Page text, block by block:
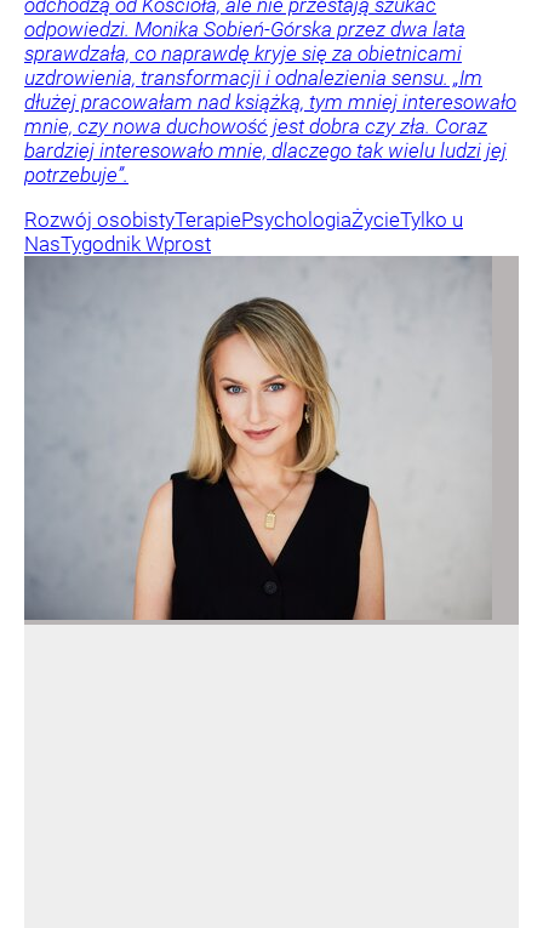
odpowiedzi. Monika Sobień-Górska przez dwa lata
sprawdzała, co naprawdę kryje się za obietnicami
uzdrowienia, transformacji i odnalezienia sensu. „Im
dłużej pracowałam nad książką, tym mniej interesowało
mnie, czy nowa duchowość jest dobra czy zła. Coraz
bardziej interesowało mnie, dlaczego tak wielu ludzi jej
potrzebuje”.
Rozwój osobistyTerapiePsychologiaŻycieTylko u
NasTygodnik Wprost